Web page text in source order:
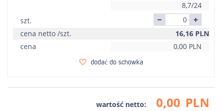
8,7/24
szt.
cena netto /szt.
16,16 PLN
cena
0,00 PLN
dodać do schowka
wartość netto: 0,00 PLN